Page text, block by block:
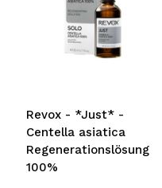
Revox - *Just* -
Centella asiatica
Regenerationslösung
100%